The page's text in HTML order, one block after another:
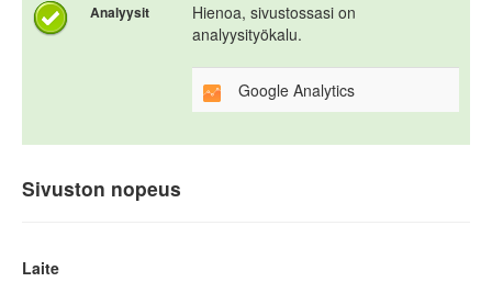
Analyysit
Hienoa, sivustossasi on
analyysityökalu.
Google Analytics
Sivuston nopeus
Laite